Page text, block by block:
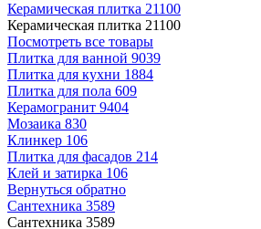
Керамическая плитка 21100
Керамическая плитка 21100
Посмотреть все товары
Плитка для ванной 9039
Плитка для кухни 1884
Плитка для пола 609
Керамогранит 9404
Мозаика 830
Клинкер 106
Плитка для фасадов 214
Клей и затирка 106
Вернуться обратно
Сантехника 3589
Сантехника 3589